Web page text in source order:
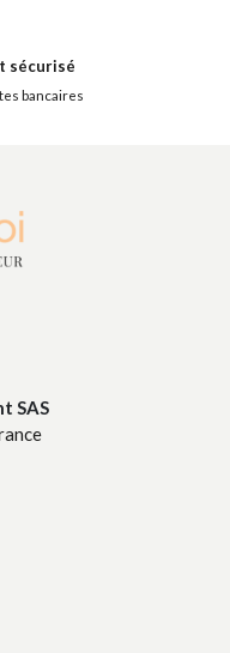
sécurisé
bancaires
SAS